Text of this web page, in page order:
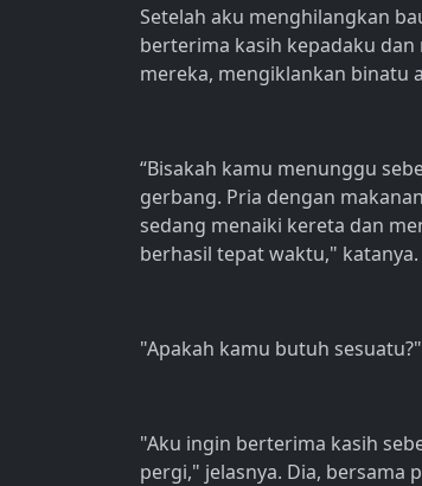
Setelah aku menghilangkan
berterima kasih kepadaku
mereka, mengiklankan binatu
“Bisakah kamu menunggu
gerbang. Pria dengan
sedang menaiki kereta dan
berhasil tepat waktu," katanya.
"Apakah kamu butuh
"Aku ingin berterima kasih
pergi," jelasnya. Dia, bersama